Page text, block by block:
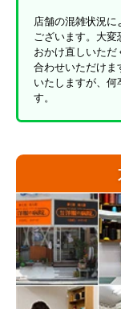
店舗の混雑状況
ございます。大
おかけ直しいただ
合わせいただけ
いたしますが、
す。